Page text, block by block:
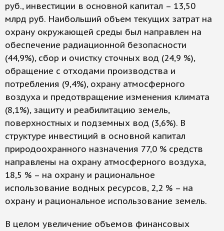
руб., инвестиции в основной капитал – 13,50
млрд руб. Наибольший объем текущих затрат на
охрану окружающей среды был направлен на
обеспечение радиационной безопасности
(44,9%), сбор и очистку сточных вод (24,9 %),
обращение с отходами производства и
потребления (9,4%), охрану атмосферного
воздуха и предотвращение изменения климата
(8,1%), защиту и реабилитацию земель,
поверхностных и подземных вод (3,6%). В
структуре инвестиций в основной капитал
природоохранного назначения 77,0 % средств
направлены на охрану атмосферного воздуха,
18,5 % – на охрану и рациональное
использование водных ресурсов, 2,2 % – на
охрану и рациональное использование земель.
В целом увеличение объемов финансовых